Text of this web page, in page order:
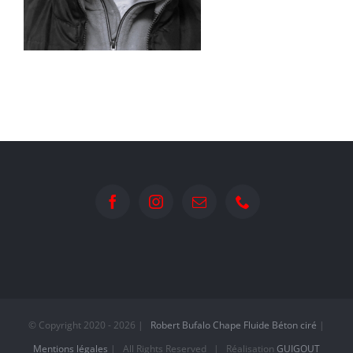
© Copyright 2020 - 2026 | Robert Bufalo Chape Fluide Béton ciré |
Mentions légales | All Rights Reserved | Réalisation GUIGOUT